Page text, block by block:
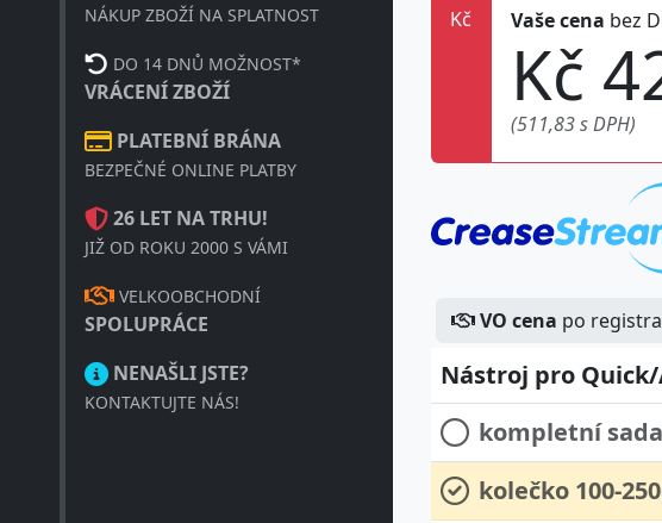
NÁKUP ZBOŽÍ NA SPLATNOST
DO 14 DNŮ MOŽNOST*
VRÁCENÍ ZBOŽÍ
PLATEBNÍ BRÁNA
BEZPEČNÉ ONLINE PLATBY
26 LET NA TRHU!
JIŽ OD ROKU 2000 S VÁMI
VELKOOBCHODNÍ
SPOLUPRÁCE
NENAŠLI JSTE?
KONTAKTUJTE NÁS!
Kč Vaše cena bez
Kč
(511,83 s DPH)
VO cena po
Nástroj pro Quick/
kompletní sada
kolečko 100-